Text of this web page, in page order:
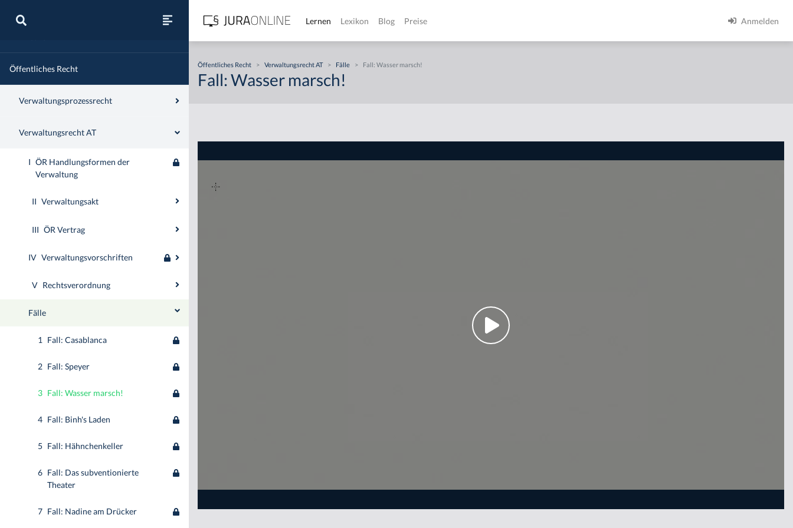
Öffentliches Recht
Verwaltungsprozessrecht
Verwaltungsrecht AT
I ÖR Handlungsformen der
Verwaltung
II Verwaltungsakt
III ÖR Vertrag
IV Verwaltungsvorschriften
V Rechtsverordnung
Fälle
1 Fall: Casablanca
2 Fall: Speyer
3 Fall: Wasser marsch!
4 Fall: Binh's Laden
5 Fall: Hähnchenkeller
6 Fall: Das subventionierte
Theater
7 Fall: Nadine am Drücker
Lernen Lexikon Blog Preise Anmelden
Öffentliches Recht > Verwaltungsrecht AT > Fälle > Fall: Wasser marsch!
Fall: Wasser marsch!